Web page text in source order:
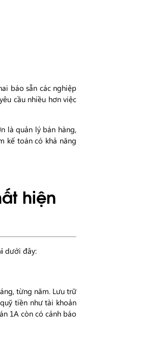
báo sẵn các nghiệp
cầu nhiều hơn việc
là quản lý bán hàng,
kế toán có khả năng
hiện
dưới đây:
từng năm. Lưu trữ
tiền như tài khoản
1A còn có cảnh báo